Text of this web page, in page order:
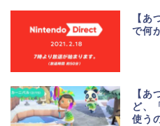
【あ
で何
【あ
ど、
使う